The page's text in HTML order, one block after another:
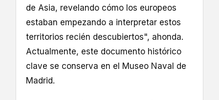
de Asia, revelando cómo los europeos
estaban empezando a interpretar estos
territorios recién descubiertos", ahonda.
Actualmente, este documento histórico
clave se conserva en el Museo Naval de
Madrid.